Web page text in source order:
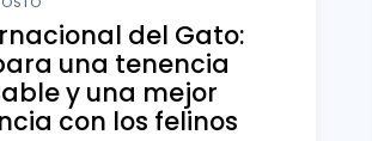
del Gato:
una tenencia
y una mejor
con los felinos